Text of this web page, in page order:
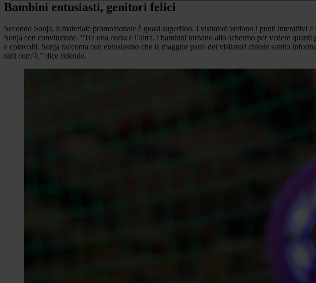
Bambini entusiasti, genitori felici
Secondo Sonja, il materiale promozionale è quasi superfluo. I visitatori vedono i punti interattivi
Sonja con convinzione. “Tra una corsa e l’altra, i bambini tornano allo schermo per vedere
e coinvolti. Sonja racconta con entusiasmo che la maggior parte dei visitatori chiede subito
tutti com’è,” dice ridendo.